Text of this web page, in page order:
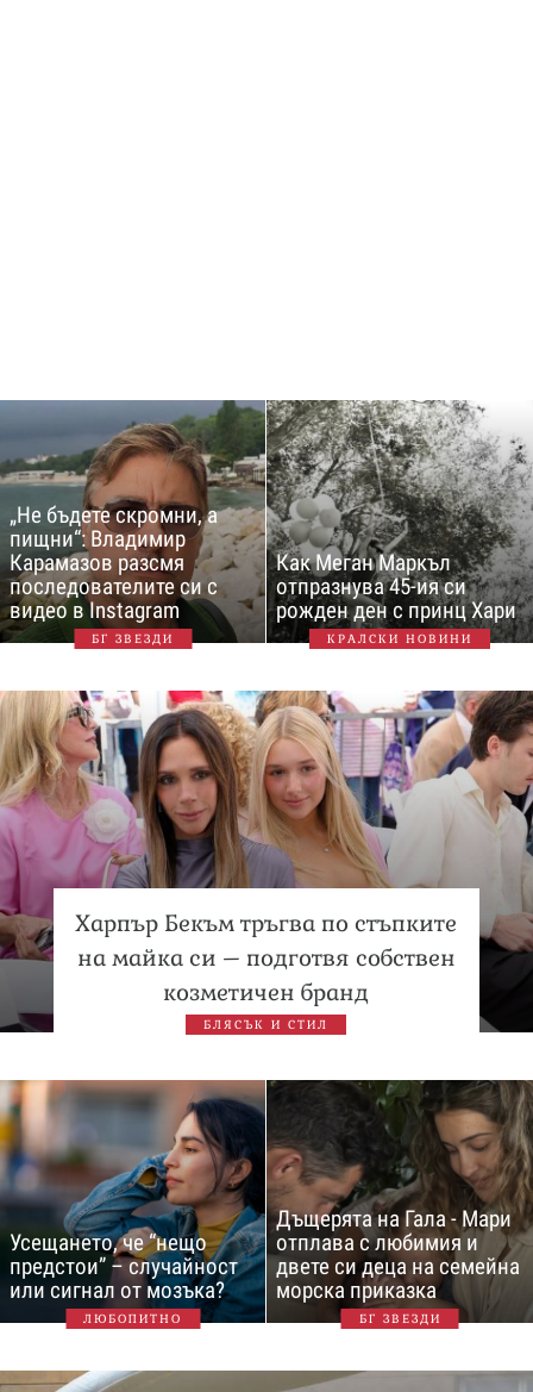
„Не бъдете скромни, а
пищни“: Владимир
Карамазов разсмя
последователите си с
видео в Instagram
БГ ЗВЕЗДИ
Как Меган Маркъл
отпразнува 45-ия си
рожден ден с принц Хари
КРАЛСКИ НОВИНИ
Харпър Бекъм тръгва по стъпките
на майка си – подготвя собствен
козметичен бранд
БЛЯСЪК И СТИЛ
Усещането, че “нещо
предстои” – случайност
или сигнал от мозъка?
ЛЮБОПИТНО
Дъщерята на Гала - Мари
отплава с любимия и
двете си деца на семейна
морска приказка
БГ ЗВЕЗДИ